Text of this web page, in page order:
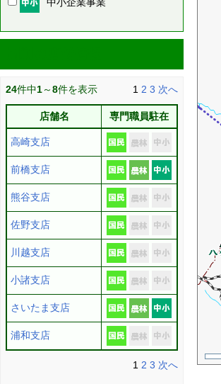
24件中1～8件を表示 1 2 3 次へ
店舗名 専門職員駐在
高崎支店
前橋支店
熊谷支店
佐野支店
川越支店
小諸支店
さいたま支店
浦和支店
1 2 3 次へ